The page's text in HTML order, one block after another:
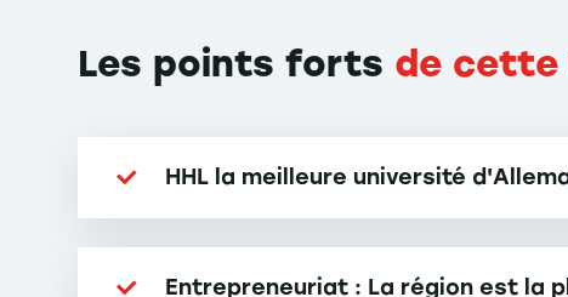
Les points forts de cette
HHL la meilleure université
Entrepreneuriat : La région est la